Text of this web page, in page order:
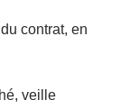
contrat, en
veille